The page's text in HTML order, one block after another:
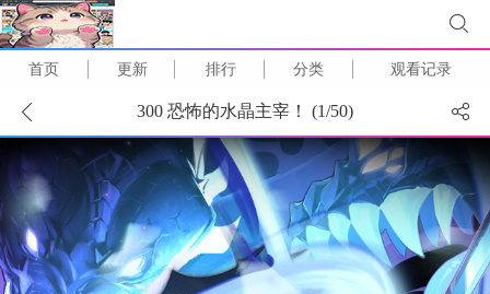
首页 更新 排行 分类 观看记录
300 恐怖的水晶主宰！ (1/50)